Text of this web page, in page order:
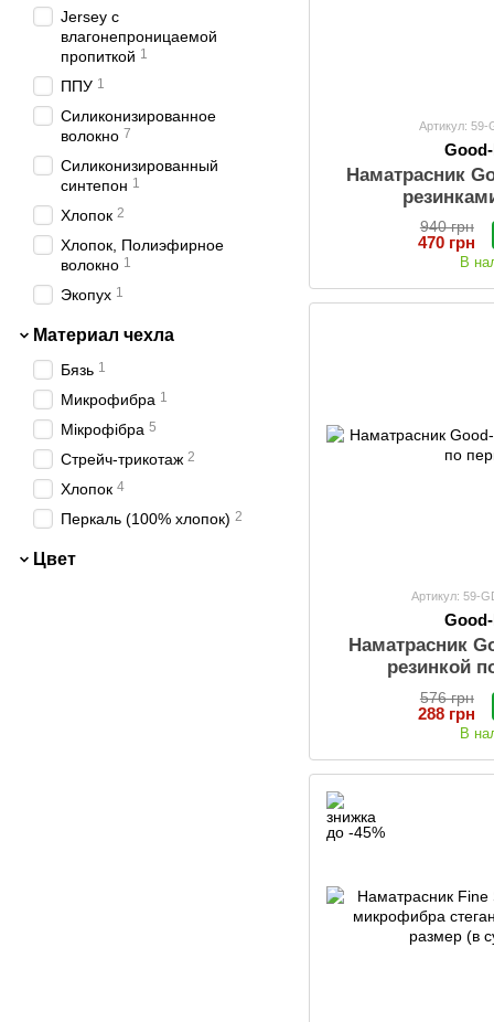
Артикул: 59-
Наматрасник
940 грн
470 грн
В
Артикул: 59-
Наматрасник
резинкой
576 грн
288 грн
В
80х160 2
80х170
80х180
80x180 9
80х190 21
90х190 22
90х200 23
90x200
100х190 10
100х200 1
100x200 9
110х190
110х200 10
120х190
Jersey с
влагонепроницаемой
пропиткой 1
ППУ 1
Силиконизированное
волокно 7
Силиконизированный
синтепон 1
Хлопок 2
Хлопок, Полиэфирное
волокно 1
Экопух 1
Материал чехла
Бязь 1
Микрофибра 1
Мікрофібра 5
Стрейч-трикотаж 2
Хлопок 4
Перкаль (100% хлопок) 2
Цвет